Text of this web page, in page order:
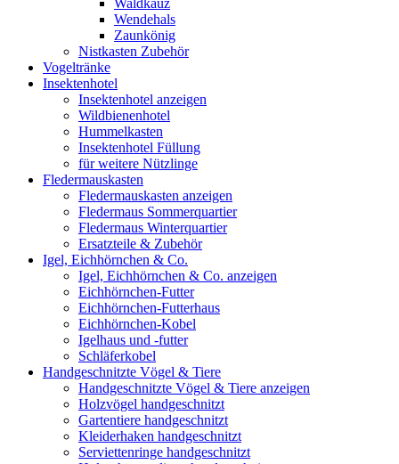
Wendehals
Zaunkönig
Nistkasten Zubehör
Vogeltränke
Insektenhotel
Insektenhotel anzeigen
Wildbienenhotel
Hummelkasten
Insektenhotel Füllung
für weitere Nützlinge
Fledermauskasten
Fledermauskasten anzeigen
Fledermaus Sommerquartier
Fledermaus Winterquartier
Ersatzteile & Zubehör
Igel, Eichhörnchen & Co.
Igel, Eichhörnchen & Co. anzeigen
Eichhörnchen-Futter
Eichhörnchen-Futterhaus
Eichhörnchen-Kobel
Igelhaus und -futter
Schläferkobel
Handgeschnitzte Vögel & Tiere
Handgeschnitzte Vögel & Tiere anzeigen
Holzvögel handgeschnitzt
Gartentiere handgeschnitzt
Kleiderhaken handgeschnitzt
Serviettenringe handgeschnitzt